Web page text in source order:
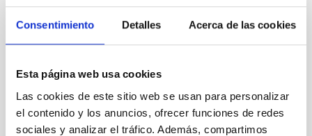
Consentimiento Detalles Acerca de las cookies
Esta página web usa cookies
Las cookies de este sitio web se usan para personalizar
el contenido y los anuncios, ofrecer funciones de redes
sociales y analizar el tráfico. Además, compartimos
NACIONAL
TIPO DE FINANCIACIÓN
PÚBLICA
CONCEDIDA